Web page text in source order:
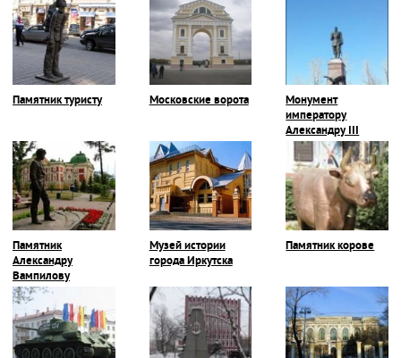
Памятник туристу Московские ворота
Монумент
императору
Александру III
Памятник
Александру
Вампилову
Музей истории
города Иркутска
Памятник корове